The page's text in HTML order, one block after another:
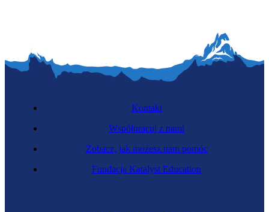
Kontakt
Współpracuj z nami
Zobacz, jak możesz nam pomóc
Fundacja Katalyst Education